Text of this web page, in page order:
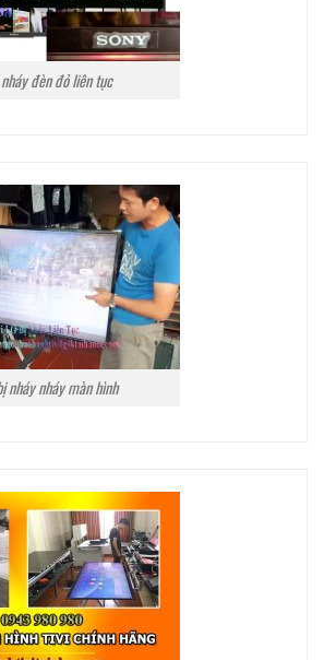
đèn đỏ liên tục
nháy nháy màn hình